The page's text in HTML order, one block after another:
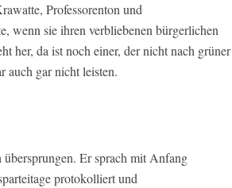
Professorenton und
wenn sie ihren verbliebenen bürgerlichen
her, da ist noch einer, der nicht nach grüner
auch gar nicht leisten.
Er sprach mit Anfang
protokolliert und